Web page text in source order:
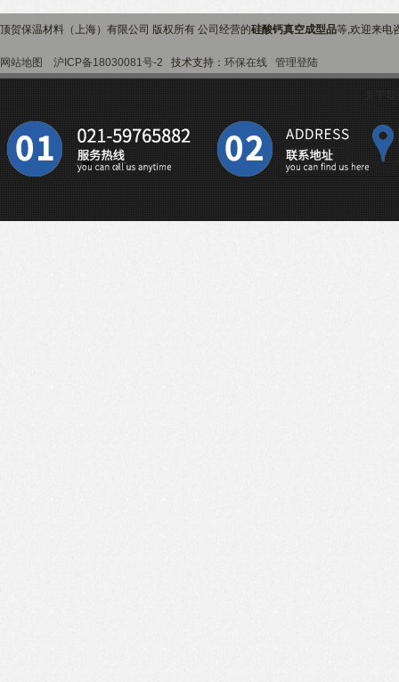
顶贺保温材料（上海）有限公司 版权所有 公司经营的硅酸钙真空成型品等,欢迎来电
网站地图 沪ICP备18030081号-2 技术支持： 环保在线 管理登陆